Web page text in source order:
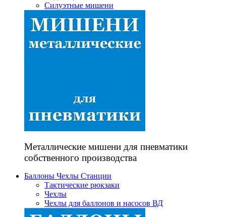
Силуэтные мишени
Металлические мишени для пневматики
собственного производства
Баллоны Чехлы Станции
Тактические рюкзаки
Чехлы
Чехлы для баллонов и насосов ВД